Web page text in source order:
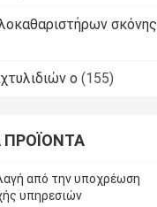
σκόνης
ο (155)
ΠΡΟΪΌΝΤΑ
από την υποχρέωση
υπηρεσιών